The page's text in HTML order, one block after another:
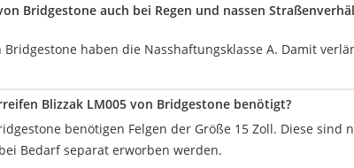
Bridgestone auch bei Regen und nassen
Bridgestone haben die Nasshaftungsklasse A. Damit
Blizzak LM005 von Bridgestone benötigt?
benötigen Felgen der Größe 15 Zoll. Diese sind
Bedarf separat erworben werden.